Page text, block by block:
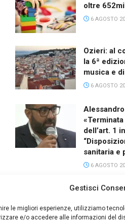
Gestisci
le migliori esperienze, utilizziamo
e/o accedere alle informazioni del
oltre
6 AGOSTO
Ozieri: al
la 6ª
musica e
6 AGOSTO
dell’art. 1
sanitaria e
6 AGOSTO